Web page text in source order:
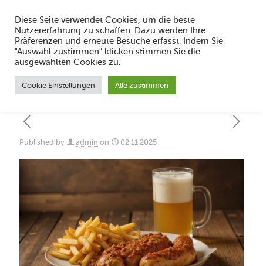
Was sind Röstaromen beim Grillen und
Published by admin on 02.11.2025
Diese Seite verwendet Cookies, um die beste
Nutzererfahrung zu schaffen. Dazu werden Ihre
Präferenzen und erneute Besuche erfasst. Indem Sie
"Auswahl zustimmen" klicken stimmen Sie die
ausgewählten Cookies zu.
Cookie Einstellungen Alle zustimmen